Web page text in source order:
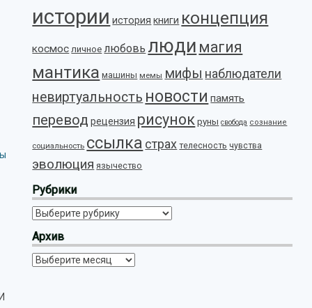
истории история книги концепция
космос личное любовь люди магия
мантика машины мемы мифы наблюдатели
невиртуальность новости память
перевод рецензия рисунок руны свобода сознание
социальность ссылка страх телесность чувства
эволюция язычество
Рубрики
Рубрики
Архив
Архив